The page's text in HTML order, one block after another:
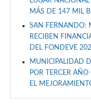
MÁS DE 147 MIL
SAN FERNANDO:
RECIBEN
DEL FONDEVE
MUNICIPALIDAD
POR TERCER
EL